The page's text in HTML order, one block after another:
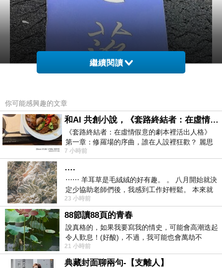
繼續閱讀
你可能感興趣的文章
和AI 共創小說，《套路終結者：在虛情假意的劇本裡活出人格》
《套路終結者：在虛情假意的劇本裡活出人格》
第一章：修羅場的序曲，誰在人設裡狂歡？ 麗思
卡爾頓酒店的總統套房內，燈光昏
7 小時前
….
⋯⋯ 羊耳草是毛絨絨的好有趣。 。 八月開始就決
定少協助老師們後，我感到工作好輕鬆。 本來就
不是我的工作啊。 真
23 小時前
88節讀88頁的青春
說真格的，如果我要寫我的情史，可能會高潮迭起
令人歎息！(好酸)，不過，我可能也會萬劫不
復...，每天跪鍵盤還是被判了花心的罪
21 小時前
典藏封面聊兩句-【支離人】